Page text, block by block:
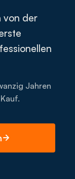
von der
Jahren